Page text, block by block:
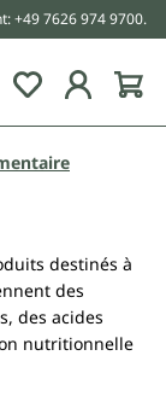
+49 7626 974 9700.
destinés à
des
des acides
nutritionnelle